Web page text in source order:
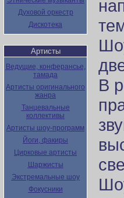
Духовой оркестр
Дискотека
Артисты
Ведущие, конферансье,
тамада
Артисты оригинального
жанра
Танцевальные
коллективы
Артисты шоу-программ
Йоги, факиры
Цирковые артисты
Шаржисты
Экстремальные шоу
Фокусники
В